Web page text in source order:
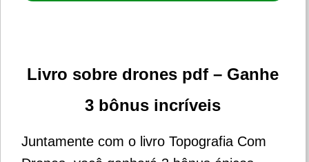
Livro sobre drones pdf – Ganhe
3 bônus incríveis
Juntamente com o livro Topografia Com